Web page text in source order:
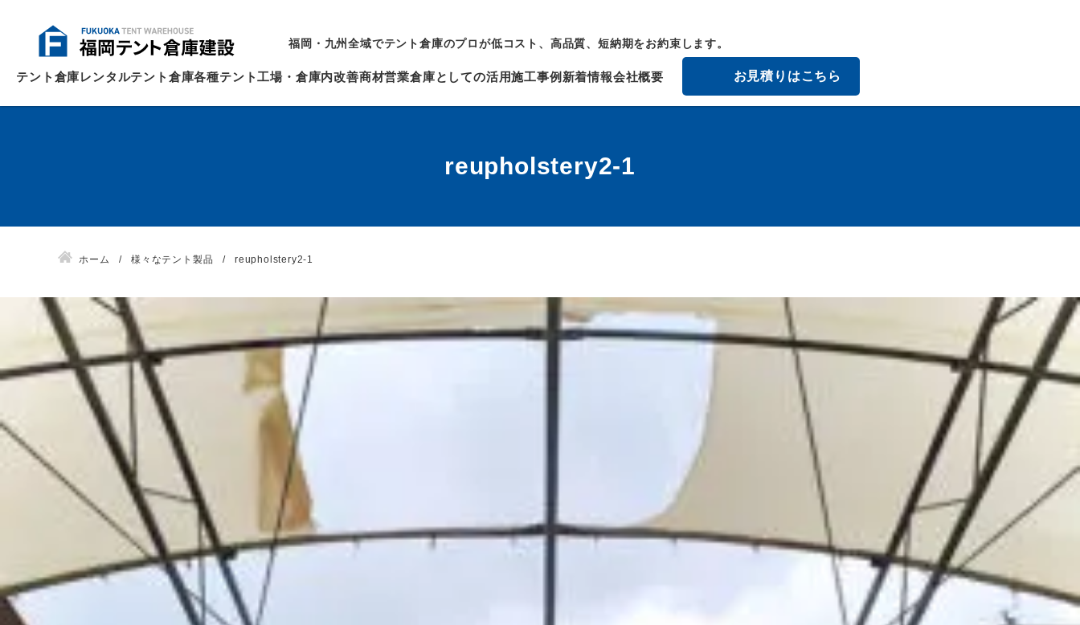
福岡・九州全域でテント倉庫のプロが低コスト、高品質、短納期をお約束します。
テント倉庫レンタルテント倉庫各種テント工場・倉庫内改善商材営業倉庫としての活用施工事例 新着情報会社概要 お見積りはこちら
reupholstery2-1
ホーム 様々なテント製品 reupholstery2-1